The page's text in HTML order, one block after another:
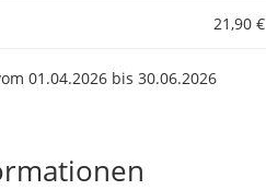
21,90 €
01.04.2026 bis 30.06.2026